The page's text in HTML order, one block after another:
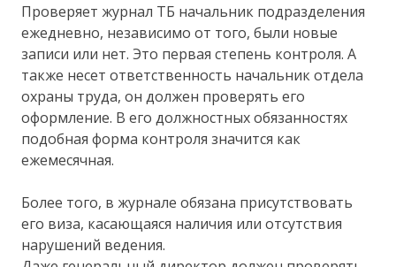
Проверяет журнал ТБ начальник подразделения
ежедневно, независимо от того, были новые
записи или нет. Это первая степень контроля. А
также несет ответственность начальник отдела
охраны труда, он должен проверять его
оформление. В его должностных обязанностях
подобная форма контроля значится как
ежемесячная.
Более того, в журнале обязана присутствовать
его виза, касающаяся наличия или отсутствия
нарушений ведения.